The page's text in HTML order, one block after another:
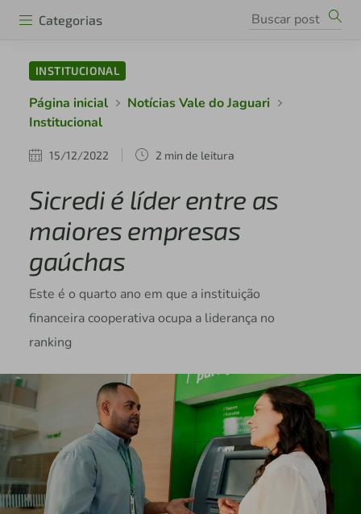
Categorias
INSTITUCIONAL
Página inicial
Notícias Vale do Jaguari
Institucional
15/12/2022 2 min de leitura
Sicredi é líder entre as
maiores empresas
gaúchas
Este é o quarto ano em que a instituição
financeira cooperativa ocupa a liderança no
ranking